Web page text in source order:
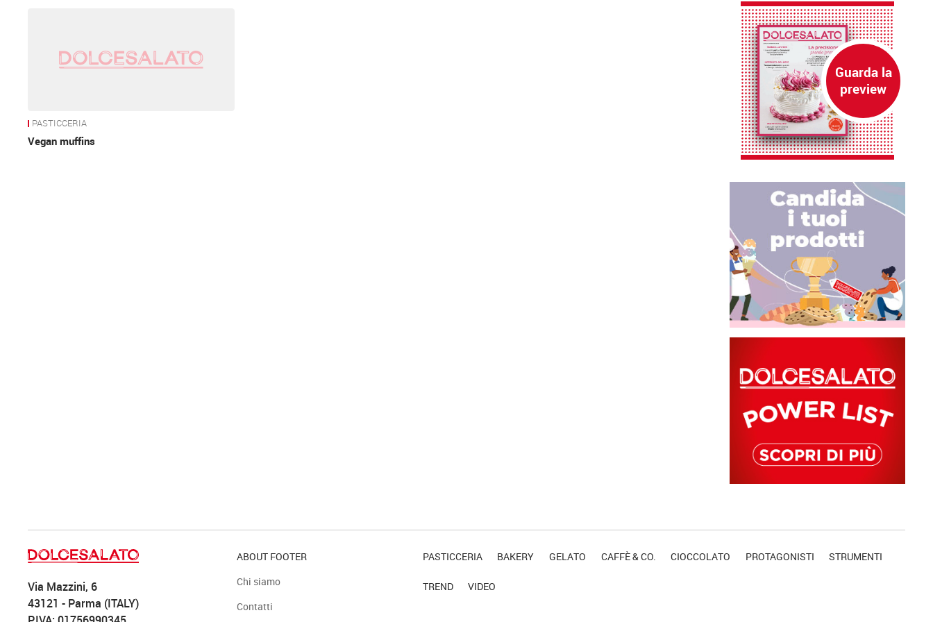
PASTICCERIA
Vegan muffins
Via Mazzini, 6
43121 - Parma (ITALY)
ABOUT FOOTER
Chi siamo
Contatti
PASTICCERIA BAKERY GELATO CAFFÈ & CO. CIOCCOLATO PROTAGONISTI STRUMENTI
TREND VIDEO